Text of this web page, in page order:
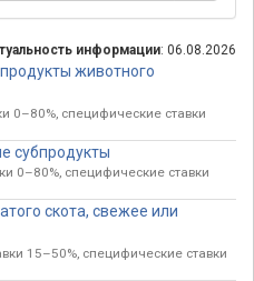
информации: 06.08.2026
животного
0–80%, специфические ставки
субпродукты
0–80%, специфические ставки
скота, свежее или
15–50%, специфические ставки